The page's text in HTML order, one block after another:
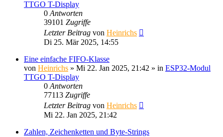
TTGO T-Display
0 Antworten
39101 Zugriffe
Letzter Beitrag von Heinrichs
Di 25. Mär 2025, 14:55
Eine einfache FIFO-Klasse
von Heinrichs » Mi 22. Jan 2025, 21:42 » in ESP32-Modul
TTGO T-Display
0 Antworten
77113 Zugriffe
Letzter Beitrag von Heinrichs
Mi 22. Jan 2025, 21:42
Zahlen, Zeichenketten und Byte-Strings